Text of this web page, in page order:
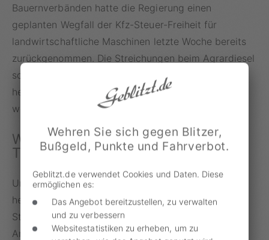
Bauernverbänden hatte die Regierung einen
geplanten Wegfall der Kfz-Steuer-Freiheit für
landwirtschaftliche Maschinen letzte Woche bereits
zurückgenommen. Die Streichungen beim Agrardiesel
sollen allerdings bestehen, wogegen sich die Bauern
heute mit Sternfahrten und Kundgebungen wehren
wollen.
Weniger Klebstoff, dafür mehr
Treibstoff
Um ihren Forderungen Nachdruck zu verleihen, sind
heute zehntausende Trekker auf Sternfahrt. Was an
Star Trek oder an eine Geschichte mit biblischem
Anklang erinnern mag, hat sehr reale Konsequenzen
Wehren Sie sich gegen Blitzer,
Bußgeld, Punkte und Fahrverbot.
Geblitzt.de verwendet Cookies und Daten. Diese
ermöglichen es:
Das Angebot bereitzustellen, zu verwalten
und zu verbessern
Websitestatistiken zu erheben, um zu